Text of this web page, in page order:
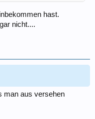
hast.
nicht....
man aus versehen